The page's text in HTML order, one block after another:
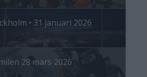
• 31 januari 2026
28 mars 2026